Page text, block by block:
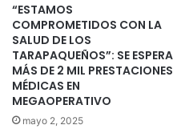
“ESTAMOS
COMPROMETIDOS CON LA
SALUD DE LOS
TARAPAQUEÑOS”: SE ESPERA
MÁS DE 2 MIL PRESTACIONES
MÉDICAS EN
MEGAOPERATIVO
mayo 2, 2025